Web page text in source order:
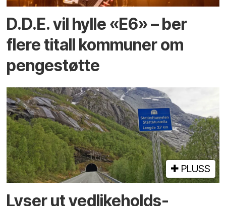
D.D.E. vil hylle «E6» – ber
flere titall kommuner om
pengestøtte
PLUSS
Lyser ut vedlikeholds­